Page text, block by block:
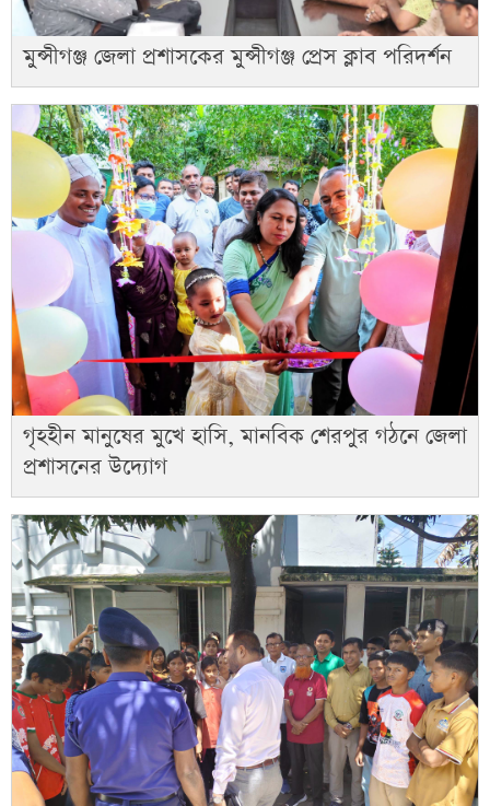
মুন্সীগঞ্জ জেলা প্রশাসকের মুন্সীগঞ্জ প্রেস ক্লাব পরিদর্শন
গৃহহীন মানুষের মুখে হাসি, মানবিক শেরপুর গঠনে জেলা
প্রশাসনের উদ্যোগ